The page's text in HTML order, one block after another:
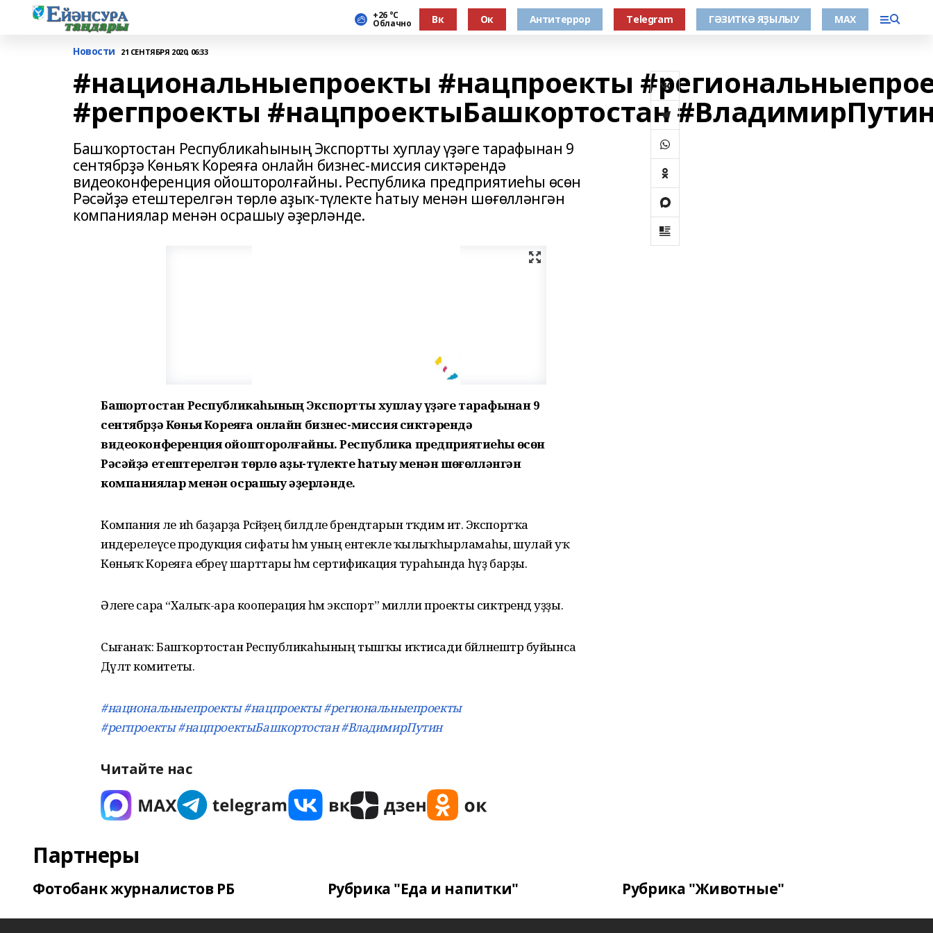
+26 °С
Облачно Вк Ок Антитеррор Тelegram ГӘЗИТКӘ ЯҘЫЛЫУ МАХ
Новости 21 СЕНТЯБРЯ 2020, 06:33
#национальныепроекты #нацпроекты
#регпроекты #нацпроектыБашкортостан
Башҡортостан Республикаһының Экспортты хуплау үҙәге тарафынан 9
сентябрҙә Көньяҡ Кореяға онлайн бизнес-миссия сиктәрендә
видеоконференция ойошторолғайны. Республика предприятиеһы өсөн
Рәсәйҙә етештерелгән төрлө аҙыҡ-түлекте һатыу менән шөғөлләнгән
компаниялар менән осрашыу әҙерләнде.
Башҡортостан Республикаһының Экспортты хуплау үҙәге тарафынан 9
сентябрҙә Көньяҡ Кореяға онлайн бизнес-миссия сиктәрендә
видеоконференция ойошторолғайны. Республика предприятиеһы өсөн
Рәсәйҙә етештерелгән төрлө аҙыҡ-түлекте һатыу менән шөғөлләнгән
компаниялар менән осрашыу әҙерләнде.
Компания әле иһә баҙарҙа Рәсәйҙең билдәле брендтарын тәҡдим итә. Экспортҡа
индерелеүсе продукция сифаты һәм уның ентекле ҡылыҡһырламаһы, шулай уҡ
Көньяҡ Кореяға ебәреү шарттары һәм сертификация тураһында һүҙ барҙы.
Әлеге сара “Халыҡ-ара кооперация һәм экспорт” милли проекты сиктәрендә уҙҙы.
Сығанаҡ: Башҡортостан Республикаһының тышҡы иҡтисади бәйләнештәр буйынса
Дәүләт комитеты.
#национальныепроекты#нацпроекты#региональныепроекты
#регпроекты #нацпроектыБашкортостан #ВладимирПутин
Читайте нас
Партнеры
Фотобанк журналистов РБ Рубрика "Еда и напитки" Рубрика "Животные"